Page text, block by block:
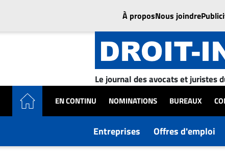
À proposNous joindre
Le journal des avocats et juristes
EN CONTINU NOMINATIONS BUREAUX
Entreprises Offres d'emploi